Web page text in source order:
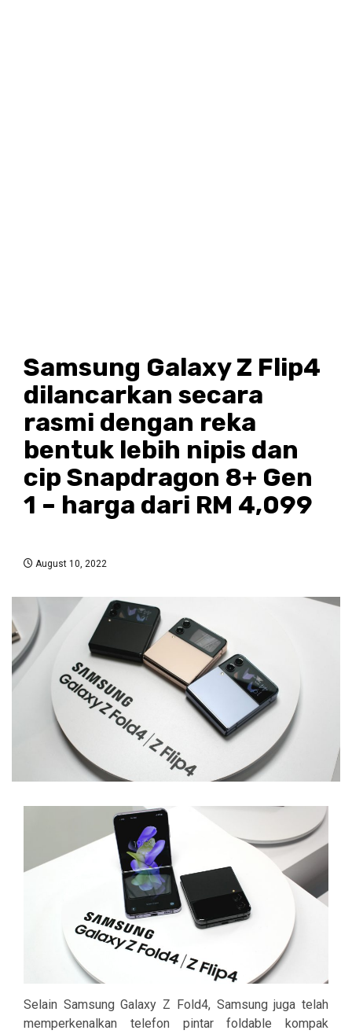
Samsung Galaxy Z Flip4
dilancarkan secara
rasmi dengan reka
bentuk lebih nipis dan
cip Snapdragon 8+ Gen
1 – harga dari RM 4,099
August 10, 2022
Selain Samsung Galaxy Z Fold4, Samsung juga telah
memperkenalkan telefon pintar foldable kompak